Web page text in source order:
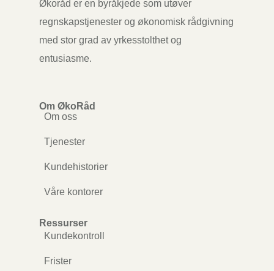
Økoråd er en byråkjede som utøver
regnskapstjenester og økonomisk rådgivning
med stor grad av yrkesstolthet og
entusiasme.
Om ØkoRåd
Om oss
Tjenester
Kundehistorier
Våre kontorer
Ressurser
Kundekontroll
Frister